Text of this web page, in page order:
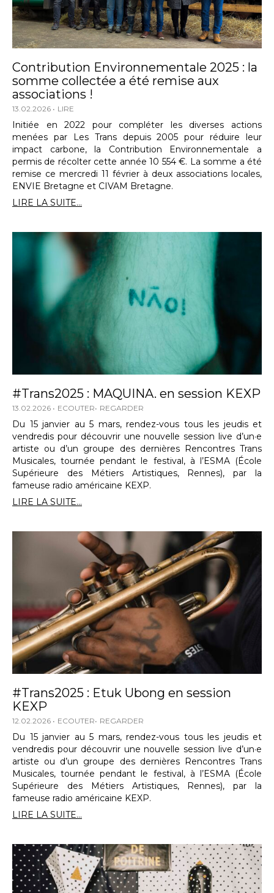
Contribution Environnementale 2025 : la
somme collectée a été remise aux
associations !
13.02.2026 LIRE
Initiée en 2022 pour compléter les diverses actions
menées par Les Trans depuis 2005 pour réduire leur
impact carbone, la Contribution Environnementale a
permis de récolter cette année 10 554 €. La somme a été
remise ce mercredi 11 février à deux associations locales,
ENVIE Bretagne et CIVAM Bretagne.
LIRE LA SUITE...
#Trans2025 : MAQUINA. en session KEXP
13.02.2026 ECOUTER REGARDER
Du 15 janvier au 5 mars, rendez-vous tous les jeudis et
vendredis pour découvrir une nouvelle session live d’un·e
artiste ou d’un groupe des dernières Rencontres Trans
Musicales, tournée pendant le festival, à l’ESMA (École
Supérieure des Métiers Artistiques, Rennes), par la
fameuse radio américaine KEXP.
LIRE LA SUITE...
#Trans2025 : Etuk Ubong en session
KEXP
12.02.2026 ECOUTER REGARDER
Du 15 janvier au 5 mars, rendez-vous tous les jeudis et
vendredis pour découvrir une nouvelle session live d’un·e
artiste ou d’un groupe des dernières Rencontres Trans
Musicales, tournée pendant le festival, à l’ESMA (École
Supérieure des Métiers Artistiques, Rennes), par la
fameuse radio américaine KEXP.
LIRE LA SUITE...